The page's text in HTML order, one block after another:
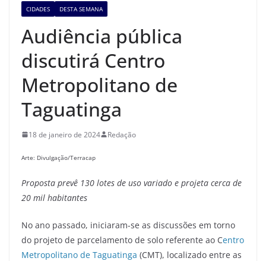
CIDADES DESTA SEMANA
Audiência pública
discutirá Centro
Metropolitano de
Taguatinga
18 de janeiro de 2024 Redação
Arte: Divulgação/Terracap
Proposta prevê 130 lotes de uso variado e projeta cerca de
20 mil habitantes
No ano passado, iniciaram-se as discussões em torno
do projeto de parcelamento de solo referente ao Centro
Metropolitano de Taguatinga (CMT), localizado entre as